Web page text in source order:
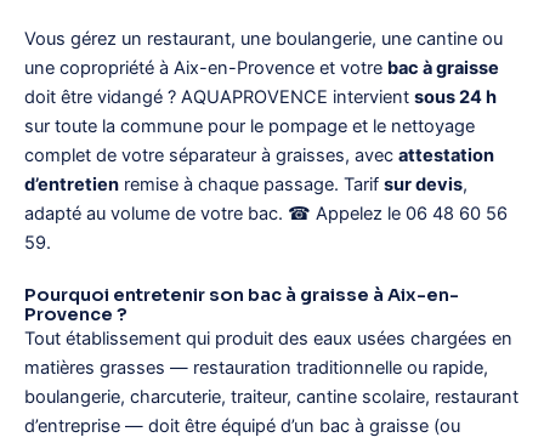
Vous gérez un restaurant, une boulangerie, une cantine ou
une copropriété à Aix-en-Provence et votre bac à graisse
doit être vidangé ? AQUAPROVENCE intervient sous 24 h
sur toute la commune pour le pompage et le nettoyage
complet de votre séparateur à graisses, avec attestation
d’entretien remise à chaque passage. Tarif sur devis,
adapté au volume de votre bac. ☎ Appelez le 06 48 60 56
59.
Pourquoi entretenir son bac à graisse à Aix-en-
Provence ?
Tout établissement qui produit des eaux usées chargées en
matières grasses — restauration traditionnelle ou rapide,
boulangerie, charcuterie, traiteur, cantine scolaire, restaurant
d’entreprise — doit être équipé d’un bac à graisse (ou